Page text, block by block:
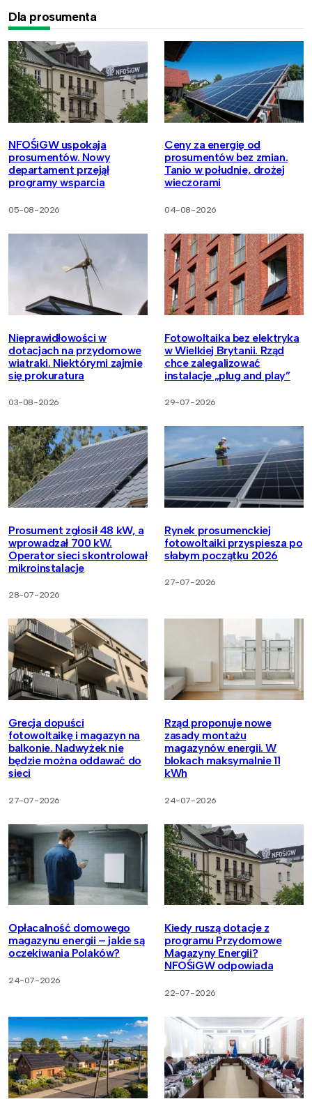
Dla prosumenta
NFOŚiGW uspokaja
prosumentów. Nowy
departament przejął
programy wsparcia
05-08-2026
Ceny za energię od
prosumentów bez zmian.
Tanio w południe, drożej
wieczorami
04-08-2026
Nieprawidłowości w
dotacjach na przydomowe
wiatraki. Niektórymi zajmie
się prokuratura
03-08-2026
Fotowoltaika bez elektryka
w Wielkiej Brytanii. Rząd
chce zalegalizować
instalacje „plug and play”
29-07-2026
Prosument zgłosił 48 kW, a
wprowadzał 700 kW.
Operator sieci skontrolował
mikroinstalacje
28-07-2026
Rynek prosumenckiej
fotowoltaiki przyspiesza po
słabym początku 2026
27-07-2026
Grecja dopuści
fotowoltaikę i magazyn na
balkonie. Nadwyżek nie
będzie można oddawać do
sieci
27-07-2026
Rząd proponuje nowe
zasady montażu
magazynów energii. W
blokach maksymalnie 11
kWh
24-07-2026
Opłacalność domowego
magazynu energii – jakie są
oczekiwania Polaków?
24-07-2026
Kiedy ruszą dotacje z
programu Przydomowe
Magazyny Energii?
NFOŚiGW odpowiada
22-07-2026